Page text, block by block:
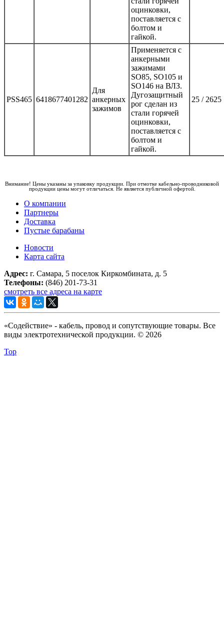
оцинковки,
поставляется с
болтом и
гайкой.
PSS465 6418677401282
Для
анкерных
зажимов
Применяется с
анкерными
зажимами
SO85, SO105 и
SO146 на ВЛЗ.
Дугозащитный
рог сделан из
стали горячей
оцинковки,
поставляется с
болтом и
гайкой.
25 / 2625
Внимание! Цены указаны за упаковку продукции. При отмотке кабельно-проводниковой
продукции цены могут отличаться. Не является публичной офертой.
О компании
Партнеры
Доставка
Пустые барабаны
Новости
Карта сайта
Адрес: г. Самара, 5 поселок Киркомбината, д. 5
Телефоны: (846) 201-73-31
смотреть все адреса на карте
«Содействие» - кабель, провод и сопутствующие товары. Все
виды электротехнической продукции. © 2026
Top